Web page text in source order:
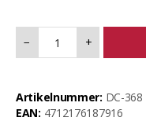
− +
Artikelnummer: DC-368
EAN: 4712176187916